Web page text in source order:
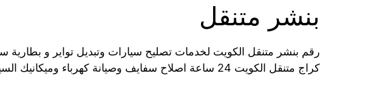
بنشر متنقل
رقم بنشر متنقل الكويت لخدمات تصليح سيارات وتبديل تواير و بطارية
كراج متنقل الكويت 24 ساعة اصلاح سفايف وصيانة كهرباء وميكانيك السيارة